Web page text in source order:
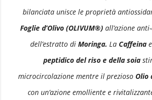
bilanciata unisce le proprietà
Foglie d’Olivo (OLIVUM®)all’azione
dell’estratto di Moringa. La Caffeina
peptidico del riso e della soia
microcircolazione mentre il prezioso Olio
con un’azione emolliente e